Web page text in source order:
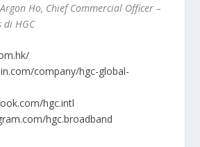
Argon Ho, Chief Commercial Officer –
di HGC
company/hgc-global-
hgc.intl
hgc.broadband